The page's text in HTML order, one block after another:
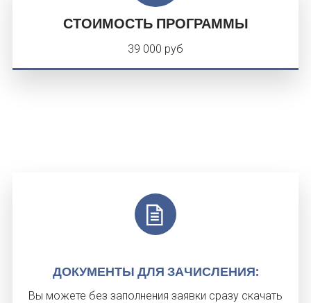
СТОИМОСТЬ ПРОГРАММЫ
39 000 руб
ДО­КУМЕН­ТЫ ДЛЯ ЗА­ЧИС­ЛЕ­НИЯ:
Вы мо­жете без за­пол­не­ния за­яв­ки сра­зу ска­чать